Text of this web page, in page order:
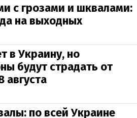
с грозами и шквалами:
на выходных
в Украину, но
будут страдать от
августа
по всей Украине